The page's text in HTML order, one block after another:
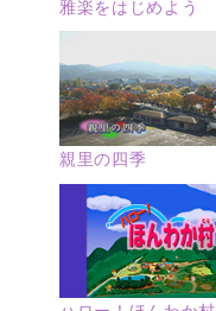
雅楽をはじめよう
親里の四季